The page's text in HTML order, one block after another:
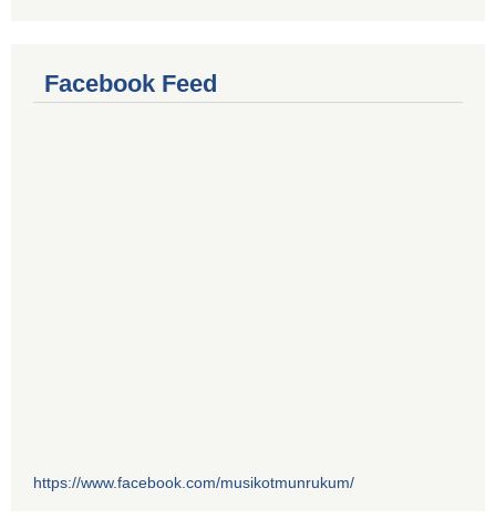
Facebook Feed
https://www.facebook.com/musikotmunrukum/